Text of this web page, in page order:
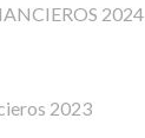
2024
2023